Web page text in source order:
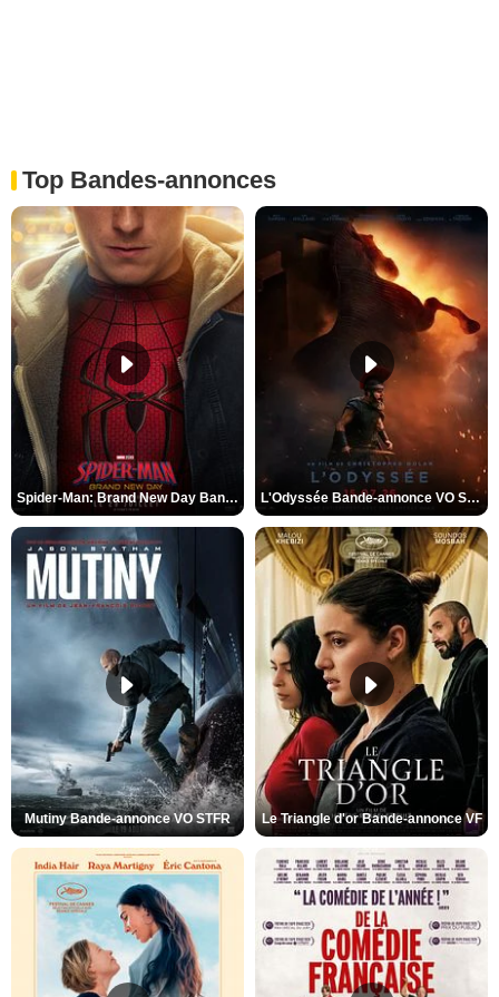
Top Bandes-annonces
Spider-Man: Brand New Day Bande-annonce VO STFR L'Odyssée Bande-annonce VO STFR
Mutiny Bande-annonce VO STFR Le Triangle d'or Bande-annonce VF